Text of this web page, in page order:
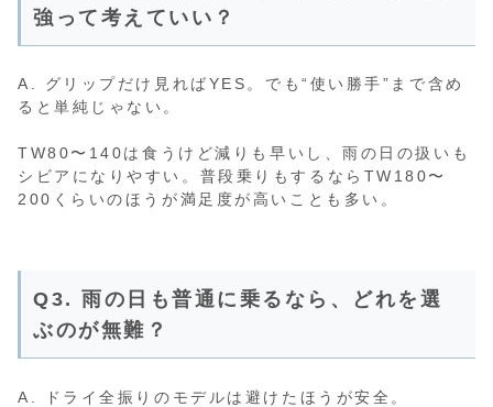
強って考えていい？
A. グリップだけ見ればYES。でも“使い勝手”まで含め
ると単純じゃない。
TW80〜140は食うけど減りも早いし、雨の日の扱いも
シビアになりやすい。普段乗りもするならTW180〜
200くらいのほうが満足度が高いことも多い。
Q3. 雨の日も普通に乗るなら、どれを選
ぶのが無難？
A. ドライ全振りのモデルは避けたほうが安全。